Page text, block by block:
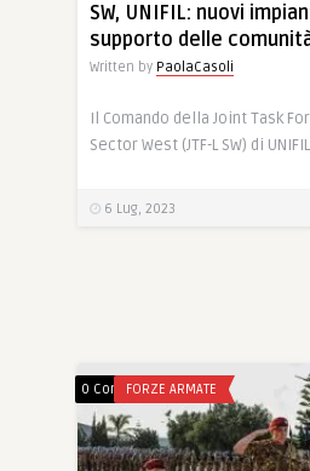
SW, UNIFIL: nuovi
supporto delle
Written by PaolaCasoli
Il Comando della Joint Task
Sector West (JTF-L SW) di
6 Lug, 2023
0 CommentsFORZE ARMATE